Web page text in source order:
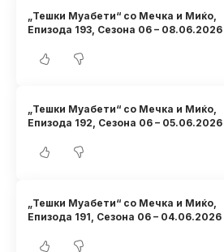
„Тешки Муабети“ со Мечка и Миќо,
Eпизода 193, Сезона 06 – 08.06.2026
„Тешки Муабети“ со Мечка и Миќо,
Eпизода 192, Сезона 06 – 05.06.2026
„Тешки Муабети“ со Мечка и Миќо,
Eпизода 191, Сезона 06 – 04.06.2026